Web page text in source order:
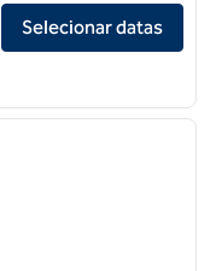
Hilton San Francisco
Selecionar datas